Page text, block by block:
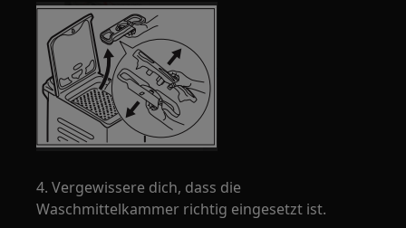
4. Vergewissere dich, dass die
Waschmittelkammer richtig eingesetzt ist.